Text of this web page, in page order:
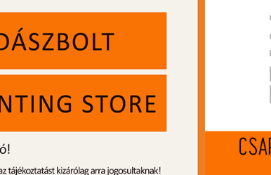
barna Comfort Stretch